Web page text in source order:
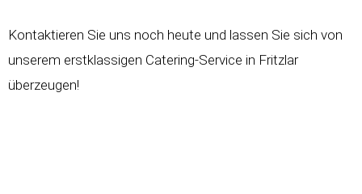
Kontaktieren Sie uns noch heute und lassen Sie sich von
unserem erstklassigen Catering-Service in Fritzlar
überzeugen!